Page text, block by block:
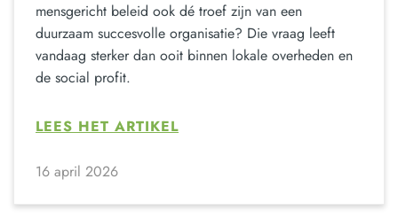
mensgericht beleid ook dé troef zijn van een
duurzaam succesvolle organisatie? Die vraag leeft
vandaag sterker dan ooit binnen lokale overheden en
de social profit.
LEES HET ARTIKEL
16 april 2026